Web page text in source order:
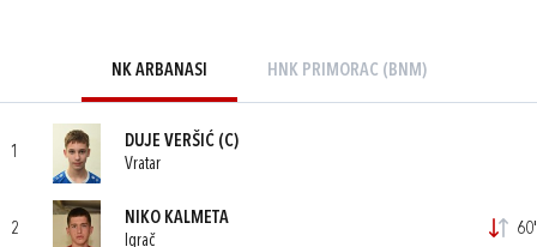
NK ARBANASI HNK PRIMORAC (BNM)
1
DUJE VERŠIĆ (C)
Vratar
2
NIKO KALMETA
Igrač
60'